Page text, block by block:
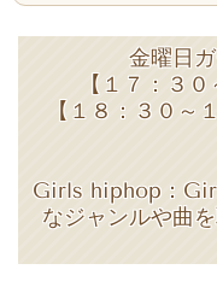
金曜日
【１７：３
【１８：３０～
Girls hiphop：
なジャンルや曲